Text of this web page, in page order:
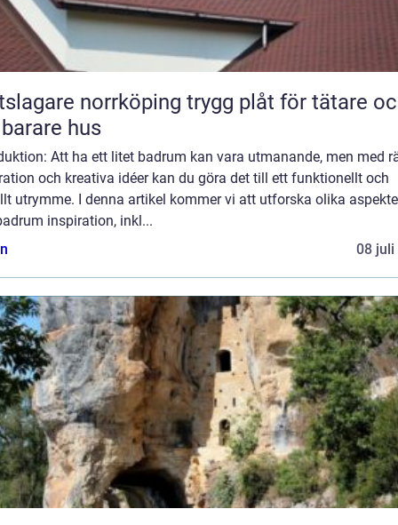
norrköping trygg plåt för tätare och
hus
Att ha ett litet badrum kan vara utmanande, men med
och kreativa idéer kan du göra det till ett funktionellt och
utrymme. I denna artikel kommer vi att utforska olika
inspiration, inkl...
08 juli